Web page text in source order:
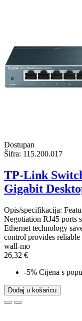
Dostupan
Šifra: 115.200.017
TP-Link
Gigabit
Opis/specifikacija:
Negotiation RJ45
Ethernet technology
control provides reliable
wall-mo
26,32 €
-5% Cijena s
Dodaj u košaricu